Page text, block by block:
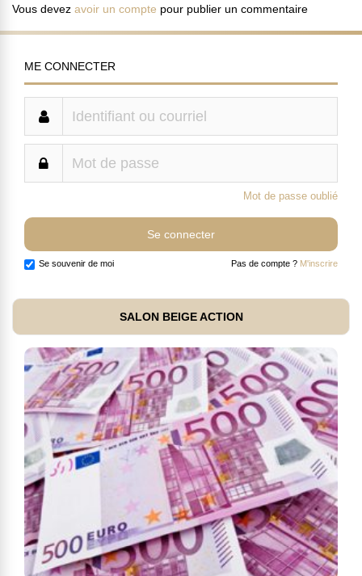
Vous devez avoir un compte pour publier un commentaire
ME CONNECTER
Mot de passe oublié
Se souvenir de moi Pas de compte ? M'inscrire
SALON BEIGE ACTION